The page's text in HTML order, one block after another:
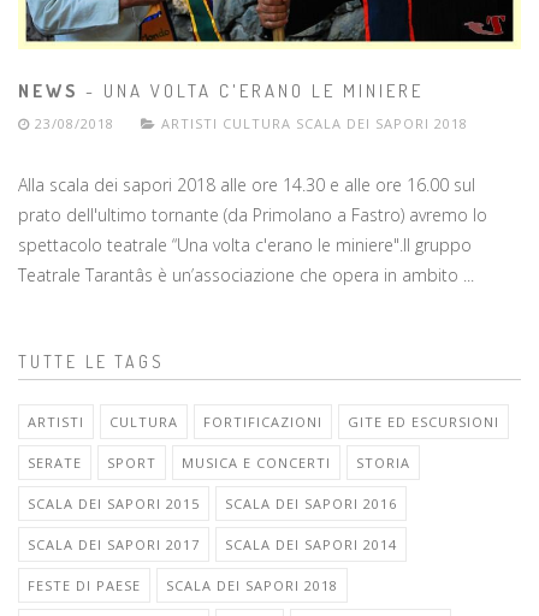
NEWS - UNA VOLTA C'ERANO LE MINIERE
23/08/2018 ARTISTI CULTURA SCALA DEI SAPORI 2018
Alla scala dei sapori 2018 alle ore 14.30 e alle ore 16.00 sul
prato dell'ultimo tornante (da Primolano a Fastro) avremo lo
spettacolo teatrale “Una volta c'erano le miniere".Il gruppo
Teatrale Tarantâs è un’associazione che opera in ambito ...
TUTTE LE TAGS
ARTISTI CULTURA FORTIFICAZIONI GITE ED ESCURSIONI
SERATE SPORT MUSICA E CONCERTI STORIA
SCALA DEI SAPORI 2015 SCALA DEI SAPORI 2016
SCALA DEI SAPORI 2017 SCALA DEI SAPORI 2014
FESTE DI PAESE SCALA DEI SAPORI 2018